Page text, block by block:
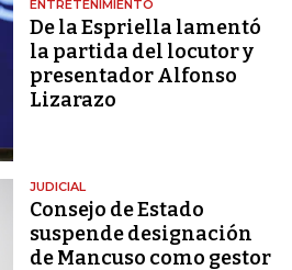
ENTRETENIMIENTO
De la Espriella lamentó
la partida del locutor y
presentador Alfonso
Lizarazo
JUDICIAL
Consejo de Estado
suspende designación
de Mancuso como gestor